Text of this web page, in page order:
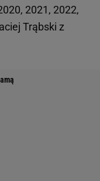
2021, 2022,
Trąbski z